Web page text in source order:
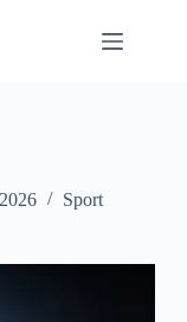
Sport